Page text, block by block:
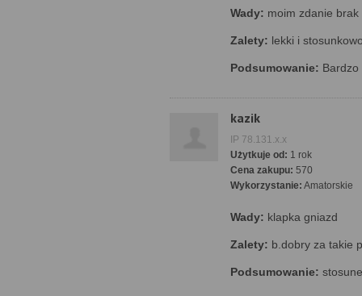
Wady: moim zdanie brak
Zalety: lekki i
Podsumowanie: Bardzo
kazik
IP 78.131.x.x
Użytkuje od: 1 rok
Cena zakupu: 570
Wykorzystanie: Amatorskie
Wady: klapka gniazd
Zalety: b.dobry za takie
Podsumowanie: